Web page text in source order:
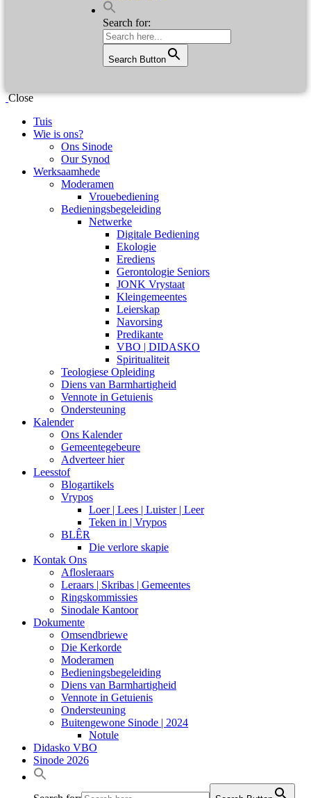
Search for:
Search Button
Close
Tuis
Wie is ons?
Ons Sinode
Our Synod
Werksaamhede
Moderamen
Vrouebediening
Bedieningsbegeleiding
Netwerke
Digitale Bediening
Ekologie
Erediens
Gerontologie Seniors
JONK Vrystaat
Kleingemeentes
Leierskap
Navorsing
Predikante
VBO | DIDASKO
Spiritualiteit
Teologiese Opleiding
Diens van Barmhartigheid
Vennote in Getuienis
Ondersteuning
Kalender
Ons Kalender
Gemeentegebeure
Adverteer hier
Leesstof
Blogartikels
Vrypos
Loer | Lees | Luister | Leer
Teken in | Vrypos
BLÊR
Die verlore skapie
Kontak Ons
Aflosleraars
Leraars | Skribas | Gemeentes
Ringskommissies
Sinodale Kantoor
Dokumente
Omsendbriewe
Die Kerkorde
Moderamen
Bedieningsbegeleiding
Diens van Barmhartigheid
Vennote in Getuienis
Ondersteuning
Buitengewone Sinode | 2024
Notule
Didasko VBO
Sinode 2026